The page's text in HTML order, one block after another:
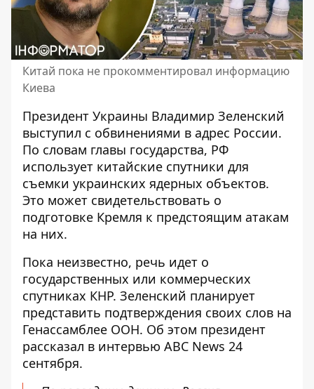
Китай пока не прокомментировал информацию
Киева
Президент Украины Владимир Зеленский
выступил с обвинениями в адрес России.
По словам главы государства, РФ
использует китайские спутники для
съемки украинских ядерных объектов.
Это может свидетельствовать о
подготовке Кремля к предстоящим атакам
на них.
Пока неизвестно, речь идет о
государственных или коммерческих
спутниках КНР. Зеленский планирует
представить подтверждения своих слов на
Генассамблее ООН. Об этом президент
рассказал в интервью ABC News 24
сентября.